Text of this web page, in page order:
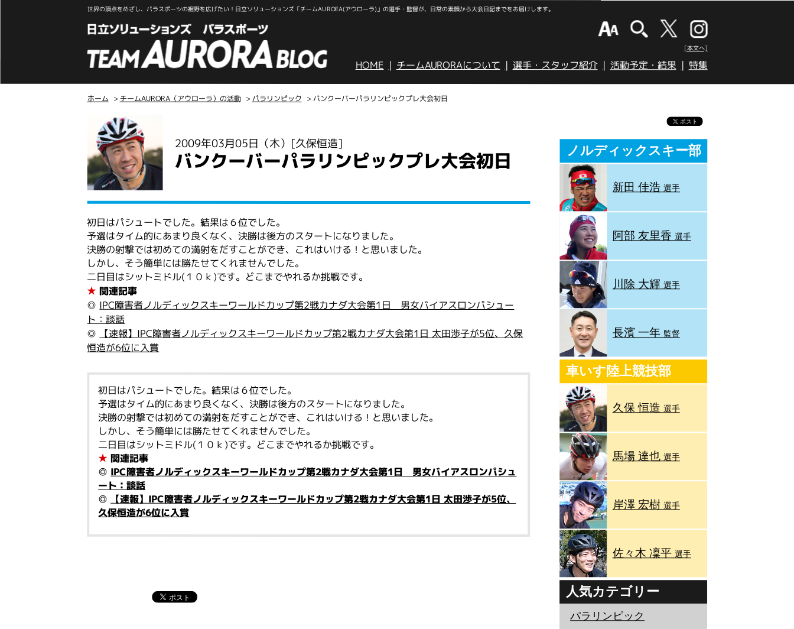
世界の頂点をめざし、パラスポーツの裾野を広げたい！日立ソリューションズ「チームAUROEA(アウローラ)」の選手・監督が、日常の素顔から大会日記までをお届けします。
[本文へ]
HOME チームAURORAについて 選手・スタッフ紹介 活動予定・結果 特集
ホーム > チームAURORA（アウローラ）の活動 >パラリンピック > バンクーバーパラリンピックプレ大会初日
2009年03月05日（木） [久保恒造]
バンクーバーパラリンピックプレ大会初日
初日はパシュートでした。結果は６位でした。
予選はタイム的にあまり良くなく、決勝は後方のスタートになりました。
決勝の射撃では初めての満射をだすことができ、これはいける！と思いました。
しかし、そう簡単には勝たせてくれませんでした。
二日目はシットミドル(１０ｋ)です。どこまでやれるか挑戦です。
★ 関連記事
◎ IPC障害者ノルディックスキーワールドカップ第2戦カナダ大会第1日 男女バイアスロンパシュー
ト：談話
◎ 【速報】IPC障害者ノルディックスキーワールドカップ第2戦カナダ大会第1日 太田渉子が5位、久保
恒造が6位に入賞
初日はパシュートでした。結果は６位でした。
予選はタイム的にあまり良くなく、決勝は後方のスタートになりました。
決勝の射撃では初めての満射をだすことができ、これはいける！と思いました。
しかし、そう簡単には勝たせてくれませんでした。
二日目はシットミドル(１０ｋ)です。どこまでやれるか挑戦です。
★ 関連記事
◎ IPC障害者ノルディックスキーワールドカップ第2戦カナダ大会第1日 男女バイアスロンパシュ
ート：談話
◎ 【速報】IPC障害者ノルディックスキーワールドカップ第2戦カナダ大会第1日 太田渉子が5位、
久保恒造が6位に入賞
ノルディックスキー部
新田 佳浩 選手
阿部 友里香 選手
川除 大輝 選手
長濱 一年 監督
車いす陸上競技部
久保 恒造 選手
馬場 達也 選手
岸澤 宏樹 選手
佐々木 凜平 選手
人気カテゴリー
パラリンピック